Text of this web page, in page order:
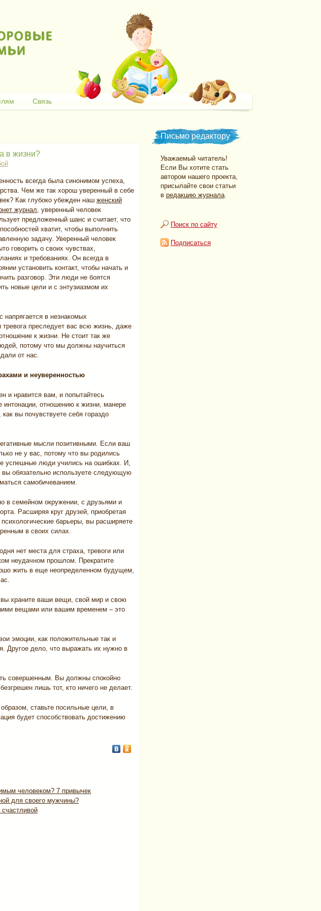
Связь
Письмо редактору
Уважаемый читатель!
Если Вы хотите стать
автором нашего проекта,
присылайте свои статьи
в редакцию журнала.
Поиск по сайту
Подписаться
в жизни?
всегда была синонимом успеха,
Чем же так хорош уверенный в себе
Как глубоко убежден наш женский
журнал, уверенный человек
предложенный шанс и считает, что
хватит, чтобы выполнить
задачу. Уверенный человек
говорить о своих чувствах,
и требованиях. Он всегда в
установить контакт, чтобы начать и
разговор. Эти люди не боятся
новые цели и с энтузиазмом их
напрягается в незнакомых
преследует вас всю жизнь, даже
к жизни. Не стоит так же
потому что мы должны научиться
от нас.
и неуверенностью
и нравится вам, и попытайтесь
интонации, отношению к жизни, манере
вы почувствуете себя гораздо
мысли позитивными. Если ваш
не у вас, потому что вы родились
успешные люди учились на ошибках. И,
обязательно используете следующую
самобичеванием.
в семейном окружении, с друзьями и
Расширяя круг друзей, приобретая
барьеры, вы расширяете
в своих силах.
нет места для страха, тревоги или
неудачном прошлом. Прекратите
жить в еще неопределенном будущем,
вы храните ваши вещи, свой мир и свою
вещами или вашим временем – это
эмоции, как положительные так и
Другое дело, что выражать их нужно в
совершенным. Вы должны спокойно
лишь тот, кто ничего не делает.
ставьте посильные цели, в
будет способствовать достижению
человеком? 7 привычек
для своего мужчины?